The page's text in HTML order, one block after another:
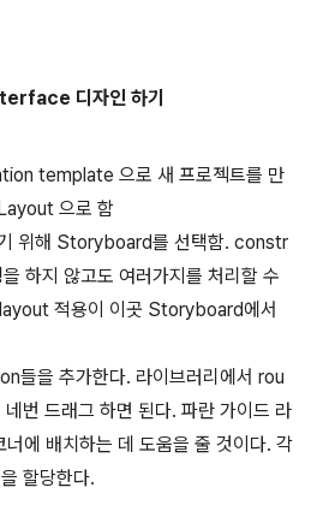
디자인 하기
template 으로 새 프로젝트를 만
으로 함
위해 Storyboard를 선택함. constr
하지 않고도 여러가지를 처리할 수
적용이 이곳 Storyboard에서
을 추가한다. 라이브러리에서 rou
번 드래그 하면 된다. 파란 가이드 라
에 배치하는 데 도움을 줄 것이다. 각
할당한다.